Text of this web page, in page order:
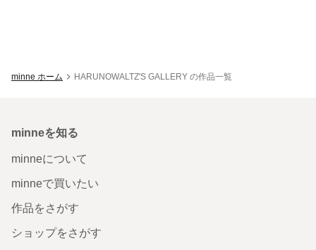
minne ホーム HARUNOWALTZ'S GALLERY の作品一覧
minneを知る
minneについて
minneで買いたい
作品をさがす
ショップをさがす